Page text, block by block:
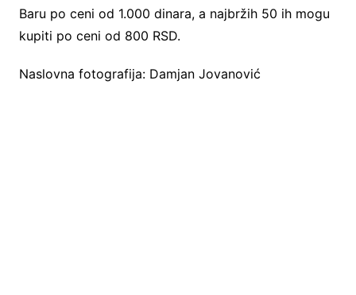
Baru po ceni od 1.000 dinara, a najbržih 50 ih mogu
kupiti po ceni od 800 RSD.
Naslovna fotografija: Damjan Jovanović